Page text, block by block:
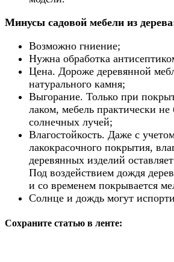
Минусы садовой мебели из
Возможно гниение;
Нужна обработка
Цена. Дороже деревянной
натурального камня;
Выгорание. Только при
лаком, мебель практически не
солнечных лучей;
Влагостойкость. Даже с
лакокрасочного покрытия,
деревянных изделий
Под воздействием дождя
и со временем покрывается
Солнце и дождь могут
Сохраните статью в ленте: